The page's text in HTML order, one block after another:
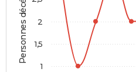
Personnes décédées
1
1,5
2